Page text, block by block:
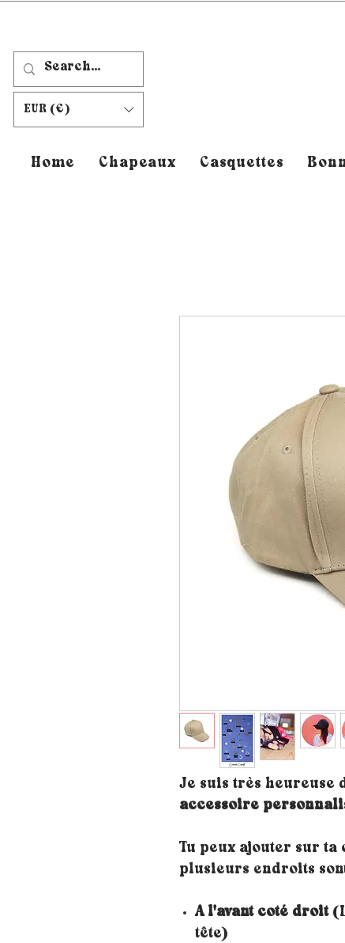
EUR (€)
Home Chapeaux Casquettes
Je suis très heureuse
accessoire
Tu peux ajouter sur ta
plusieurs endroits
A l'avant coté droit
tête)